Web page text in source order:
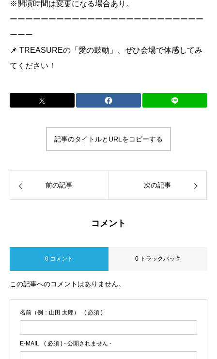
※開演時間は変更になる場合あり。
ーーーーーーーーーーーーーーーーーーーーーーーーー
ーーー
📌 TREASUREの「愛の鼓動」、ぜひ会場で体感してみ
てください！
記事のタイトルとURLをコピーする
前の記事 次の記事
コメント
0 コメント 0 トラックバック
この記事へのコメントはありません。
名前（例：山田 太郎） ( 必須 )
E-MAIL ( 必須 ) - 公開されません -